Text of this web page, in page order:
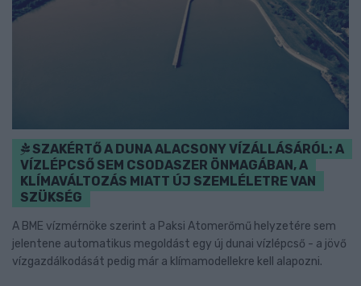
SZAKÉRTŐ A DUNA ALACSONY VÍZÁLLÁSÁRÓL: A
VÍZLÉPCSŐ SEM CSODASZER ÖNMAGÁBAN, A
KLÍMAVÁLTOZÁS MIATT ÚJ SZEMLÉLETRE VAN
SZÜKSÉG
A BME vízmérnöke szerint a Paksi Atomerőmű helyzetére sem
jelentene automatikus megoldást egy új dunai vízlépcső - a jövő
vízgazdálkodását pedig már a klímamodellekre kell alapozni.